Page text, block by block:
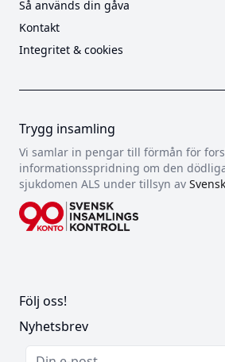
Så används din gåva
Kontakt
Integritet & cookies
Trygg insamling
Vi samlar in pengar till förmån för
informationsspridning om den
sjukdomen ALS under tillsyn av
Följ oss!
Nyhetsbrev